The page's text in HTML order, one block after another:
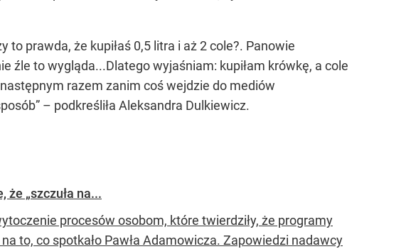
to prawda, że kupiłaś 0,5 litra i aż 2 cole?. Panowie
źle to wygląda...Dlatego wyjaśniam: kupiłam krówkę, a cole
razem zanim coś wejdzie do mediów
– podkreśliła Aleksandra Dulkiewicz.
„szczuła na...
procesów osobom, które twierdziły, że programy
to, co spotkało Pawła Adamowicza. Zapowiedzi nadawcy